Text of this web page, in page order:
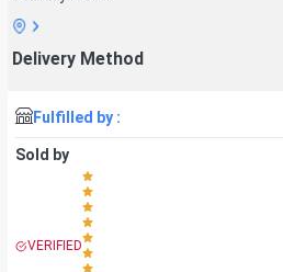
Delivery Method
Fulfilled by :
Sold by
VERIFIED